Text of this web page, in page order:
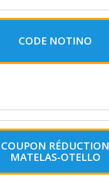
CODE NOTINO
COUPON RÉDUCTION
MATELAS-OTELLO